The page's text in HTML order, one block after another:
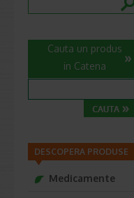
Cauta un produs
in Catena
DESCOPERA PRODUSE
Medicamente